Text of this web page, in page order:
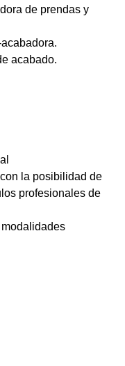
de prendas y
acabado.
la posibilidad de
profesionales de